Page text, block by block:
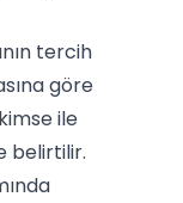
tercih
göre
ile
belirtilir.